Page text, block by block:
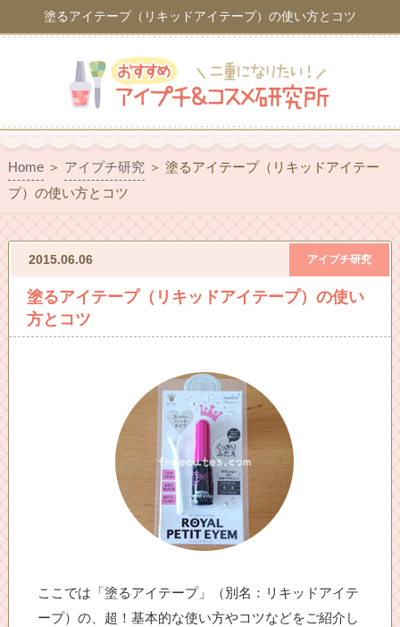
塗るアイテープ（リキッドアイテープ）の使い方とコツ
Home＞ アイプチ研究 ＞ 塗るアイテープ（リキッドアイテー
プ）の使い方とコツ
2015.06.06 アイプチ研究
塗るアイテープ（リキッドアイテープ）の使い
方とコツ
ここでは「塗るアイテープ」（別名：リキッドアイテ
ープ）の、超！基本的な使い方やコツなどをご紹介し